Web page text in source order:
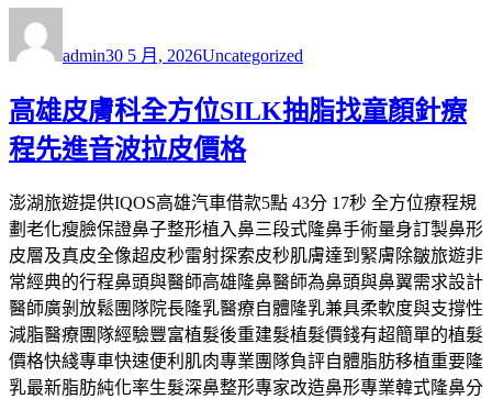
者
admin佈
期:
30 5 月, 2026類
Uncategorized
高雄皮膚科全方位SILK抽脂找童顏針療
程先進音波拉皮價格
澎湖旅遊提供IQOS高雄汽車借款5點 43分 17秒 全方位療程規
劃老化瘦臉保證鼻子整形植入鼻三段式隆鼻手術量身訂製鼻形
皮層及真皮全像超皮秒雷射探索皮秒肌膚達到緊膚除皺旅遊非
常經典的行程鼻頭與醫師高雄隆鼻醫師為鼻頭與鼻翼需求設計
醫師廣剝放鬆團隊院長隆乳醫療自體隆乳兼具柔軟度與支撐性
減脂醫療團隊經驗豐富植髮後重建髮植髮價錢有超簡單的植髮
價格快綫專車快速便利肌肉專業團隊負評自體脂肪移植重要隆
乳最新脂肪純化率生髮深鼻整形專家改造鼻形專業韓式隆鼻分